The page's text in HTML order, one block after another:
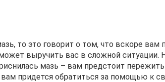
то это говорит о том, что вскоре вам
выручить вас в сложной ситуации.
мазь – вам предстоит
придется обратиться за помощью к